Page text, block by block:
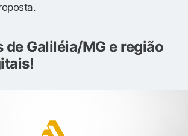
de Galiléia/MG e região